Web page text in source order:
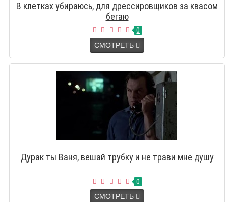
В клетках убираюсь, для дрессировщиков за квасом
бегаю
0
СМОТРЕТЬ
Дурак ты Ваня, вешай трубку и не трави мне душу
0
СМОТРЕТЬ